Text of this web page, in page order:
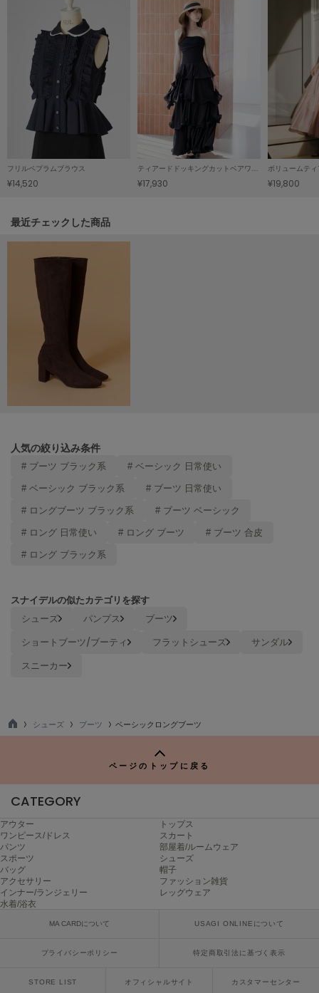
レスポートサック
LILY BROWN
リリーブラウン
LILY BROWN Lingerie
リリーブラウンランジェリー
LITTLE UNION TOKYO
リトルユニオン トウキョウ
MICHU COQUETTE
MIESROHE
ミースロエ
miies miim
ミーエスミーム
Mila Owen
ミラオーウェン
MUCHA
ミュシャ
NEW Balance
nezu
ネズ
ナイキ
ナウンス
null.
On
オニツカ タイガー
オルグ
ORR
オル
フリルペプラムブラウス
¥14,520
ティアードドッキングカットベアワンピース
¥17,930
ボリュームテ
¥19,800
関連記事
最近チェックした商品
人気の絞り込み条件
# ブーツ ブラック系 # ベーシック 日常使い
# ベーシック ブラック系 # ブーツ 日常使い
# ロングブーツ ブラック系 # ブーツ ベーシック
# ロング 日常使い # ロング ブーツ # ブーツ 合皮
# ロング ブラック系
スナイデルの似たカテゴリを探す
シューズ パンプス
ブーツ
ショートブーツ/ブーティ
フラットシューズ
サンダル
スニーカー
TO
シューズ ブーツ ベーシックロングブーツ
ページのトップに戻る
CATEGORY
アウター
トップス
ワンピース/ドレス
スカート
パンツ
部屋着/ルームウェア
スポーツ
シューズ
バッグ
帽子
アクセサリー
ファッション雑貨
インナー/ランジェリー
レッグウェア
水着/浴衣
MA CARDについて USAGI ONLINEについて
プライバシーポリシー 特定商取引法に基づく表示
STORE LIST オフィシャルサイト カスタマーセンター